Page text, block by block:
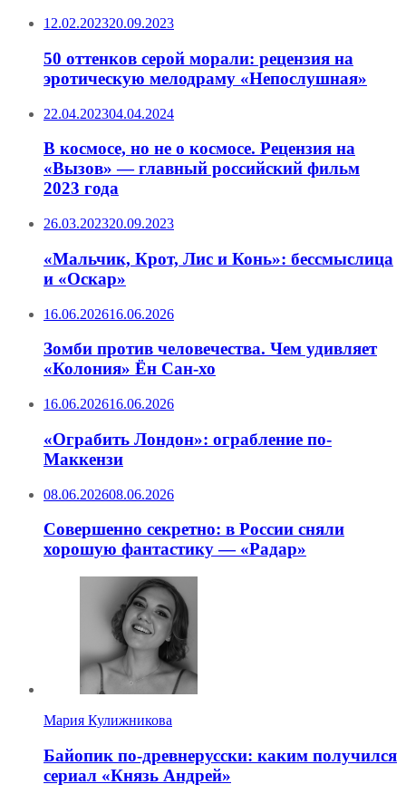
12.02.202320.09.2023
50 оттенков серой морали: рецензия на
эротическую мелодраму «Непослушная»
22.04.202304.04.2024
В космосе, но не о космосе. Рецензия на
«Вызов» — главный российский фильм
2023 года
26.03.202320.09.2023
«Мальчик, Крот, Лис и Конь»: бессмыслица
и «Оскар»
16.06.202616.06.2026
Зомби против человечества. Чем удивляет
«Колония» Ён Сан-хо
16.06.202616.06.2026
«Ограбить Лондон»: ограбление по-
Маккензи
08.06.202608.06.2026
Совершенно секретно: в России сняли
хорошую фантастику — «Радар»
Мария Кулижникова
Байопик по-древнерусски: каким получился
сериал «Князь Андрей»